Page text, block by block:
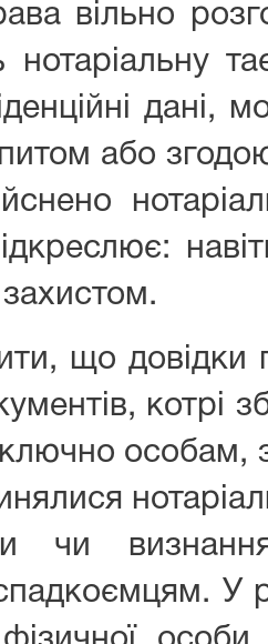
вільно
нотаріальну
дані,
або згодою
що довідки
котрі
особам,
чи
У